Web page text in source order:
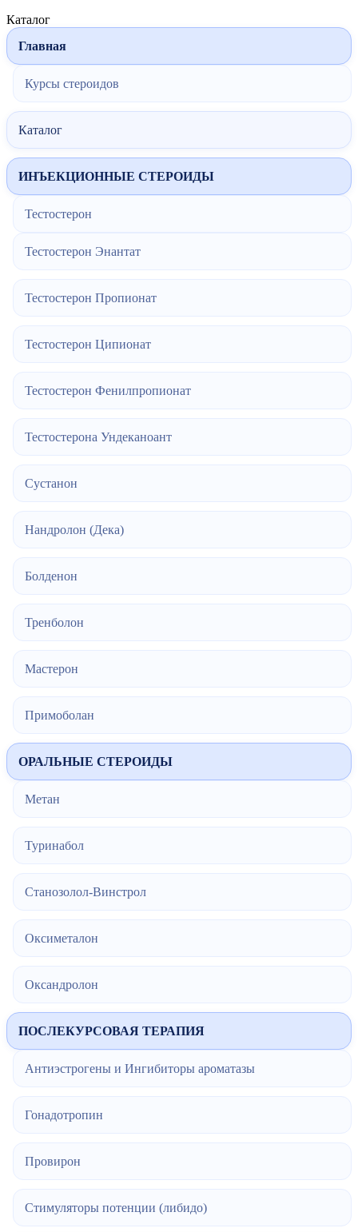
Каталог
Главная
Курсы стероидов
Каталог
ИНЪЕКЦИОННЫЕ СТЕРОИДЫ
Тестостерон
Тестостерон Энантат
Тестостерон Пропионат
Тестостерон Ципионат
Тестостерон Фенилпропионат
Тестостерона Ундеканоант
Сустанон
Нандролон (Дека)
Болденон
Тренболон
Мастерон
Примоболан
ОРАЛЬНЫЕ СТЕРОИДЫ
Метан
Туринабол
Станозолол-Винстрол
Оксиметалон
Оксандролон
ПОСЛЕКУРСОВАЯ ТЕРАПИЯ
Антиэстрогены и Ингибиторы ароматазы
Гонадотропин
Провирон
Стимуляторы потенции (либидо)